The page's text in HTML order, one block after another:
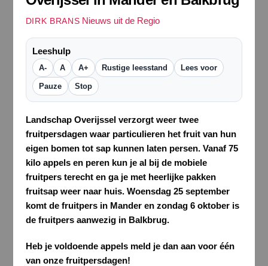
DIRK BRANS Nieuws uit de Regio
Leeshulp
A- A A+ Rustige leesstand Lees voor
Pauze Stop
Landschap Overijssel verzorgt weer twee
fruitpersdagen waar particulieren het fruit van hun
eigen bomen tot sap kunnen laten persen. Vanaf 75
kilo appels en peren kun je al bij de mobiele
fruitpers terecht en ga je met heerlijke pakken
fruitsap weer naar huis. Woensdag 25 september
komt de fruitpers in Mander en zondag 6 oktober is
de fruitpers aanwezig in Balkbrug.
Heb je voldoende appels meld je dan aan voor één
van onze fruitpersdagen!